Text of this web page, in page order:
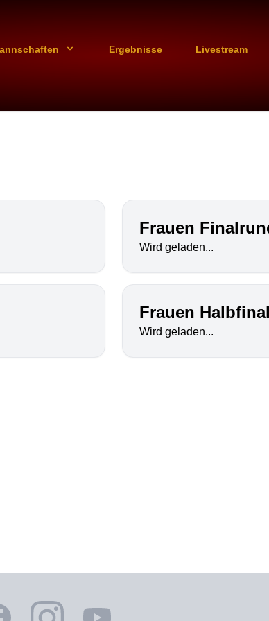
Ergebnisse Livestream
Frauen
Wird geladen...
Frauen
Wird geladen...
Instagram YouTube